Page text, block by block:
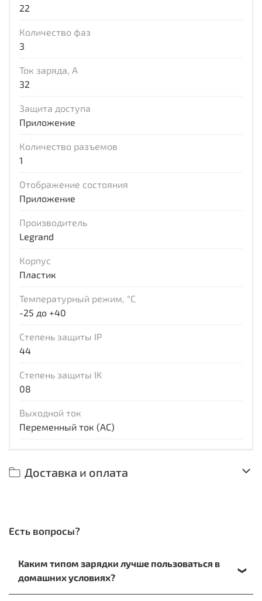
22
Количество фаз
3
Ток заряда, А
32
Защита доступа
Приложение
Количество разъемов
1
Отображение состояния
Приложение
Производитель
Legrand
Корпус
Пластик
Температурный режим, °С
-25 до +40
Степень защиты IP
44
Степень защиты IK
08
Выходной ток
Переменный ток (AC)
Доставка и оплата
Есть вопросы?
Каким типом зарядки лучше пользоваться в
домашних условиях?